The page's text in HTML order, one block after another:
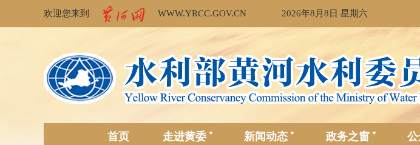
欢迎您来到 WWW.YRCC.GOV.CN 2026年8月8日 星期六
首页 走进黄委 新闻动态 政务之窗